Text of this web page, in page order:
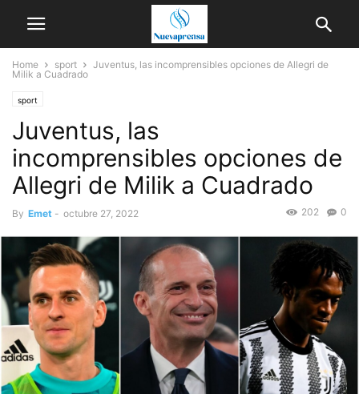
Home sport
Juventus, las incomprensibles opciones de Allegri de
Milik a Cuadrado
sport
Juventus, las
incomprensibles opciones de
Allegri de Milik a Cuadrado
By Emet - octubre 27, 2022 0
202